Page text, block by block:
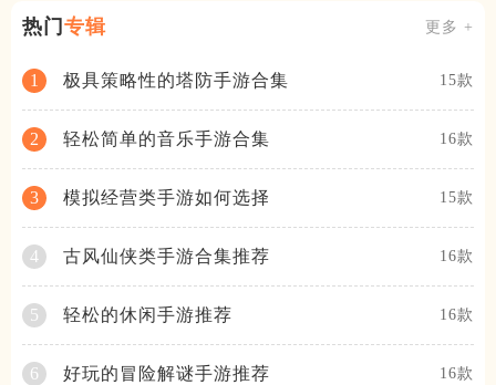
热门 专辑 更多 +
1 极具策略性的塔防手游合集 15款
2 轻松简单的音乐手游合集 16款
3 模拟经营类手游如何选择 15款
4 古风仙侠类手游合集推荐 16款
5 轻松的休闲手游推荐 16款
6 好玩的冒险解谜手游推荐 16款